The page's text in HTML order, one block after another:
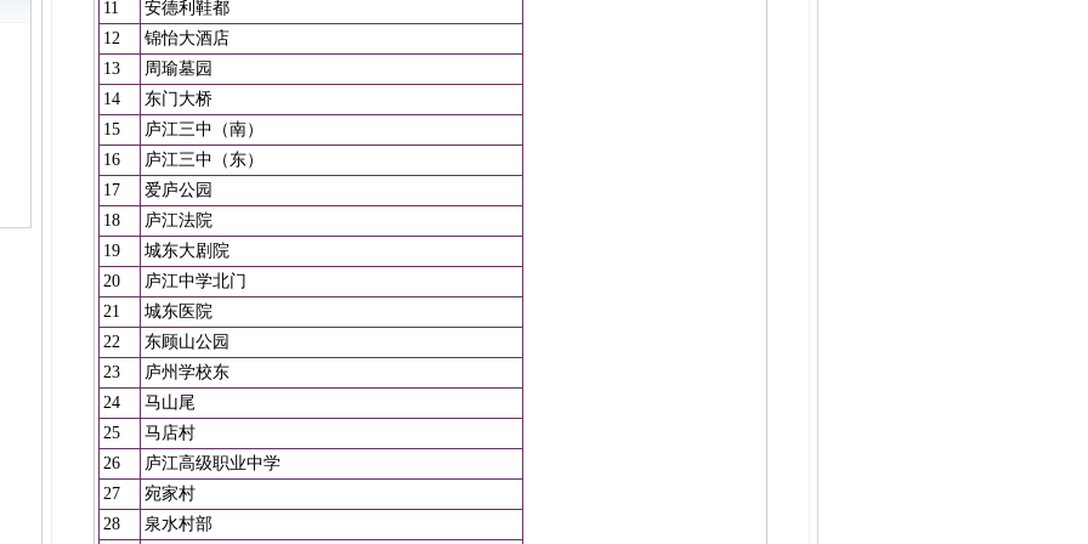
11
安德利鞋都
12
锦怡大酒店
13
周瑜墓园
14
东门大桥
15
庐江三中（南）
16
庐江三中（东）
17
爱庐公园
18
庐江法院
19
城东大剧院
20
庐江中学北门
21
城东医院
22
东顾山公园
23
庐州学校东
24
马山尾
25
马店村
26
庐江高级职业中学
27
宛家村
28
泉水村部